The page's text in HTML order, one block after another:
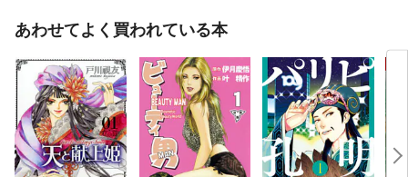
あわせてよく買われている本